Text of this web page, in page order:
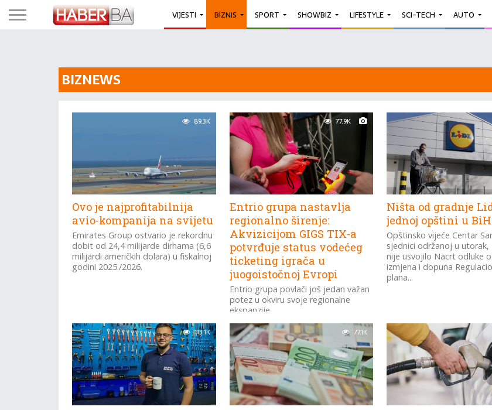
VIJESTI BIZNIS SPORT SHOWBIZ LIFESTYLE SCI-TECH AUTO
BIZNEWS
89.3K
Ovo je najprofitabilnija
avio-kompanija na svijetu
Emirates Group ostvario je rekordnu
dobit od 24,4 milijarde dirhama (6,6
milijardi američkih dolara) u fiskalnoj
godini 2025./2026.
77.9K
Entrio grupa nastavlja
regionalno širenje:
Akvizicijom GIGS TIX-a
potvrđuje status vodećeg
ticketing igrača u
juogoistočnoj Evropi
Entrio grupa povlači još jedan važan
potez u okviru svoje regionalne
ekspanzije.
Ništa od gradnje
jednoj opštini u BiH
Opštinsko vijeće Centar
sjednici održanoj u utorak,
nije usvojilo Nacrt odluke
izmjena i dopuna
plana...
113.1K 77.1K